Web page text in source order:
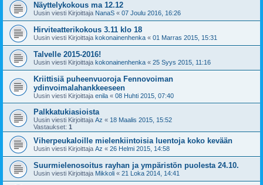
Näyttelykokous ma 12.12
Uusin viesti Kirjoittaja NanaS « 07 Joulu 2016, 16:26
Hirviteatterikokous 3.11 klo 18
Uusin viesti Kirjoittaja kokonainenhenka « 01 Marras 2015, 15:31
Talvelle 2015-2016!
Uusin viesti Kirjoittaja kokonainenhenka « 25 Syys 2015, 11:16
Kriittisiä puheenvuoroja Fennovoiman
ydinvoimalahankkeeseen
Uusin viesti Kirjoittaja enila « 08 Huhti 2015, 07:40
Palkkatukiasioista
Uusin viesti Kirjoittaja Az « 18 Maalis 2015, 15:52
Vastaukset: 1
Viherpeukaloille mielenkiintoisia luentoja koko kevään
Uusin viesti Kirjoittaja Az « 26 Helmi 2015, 14:58
Suurmielenosoitus rayhan ja ympäristön puolesta 24.10.
Uusin viesti Kirjoittaja Mikkoli « 21 Loka 2014, 14:41